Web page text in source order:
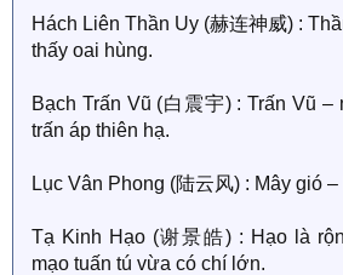
Hách Liên Thần Uy (赫连神威) :
thấy oai hùng.
Bạch Trấn Vũ (白震宇) : Trấn Vũ
trấn áp thiên hạ.
Lục Vân Phong (陆云风) : Mây gió
Tạ Kinh Hạo (谢景皓) : Hạo là
mạo tuấn tú vừa có chí lớn.